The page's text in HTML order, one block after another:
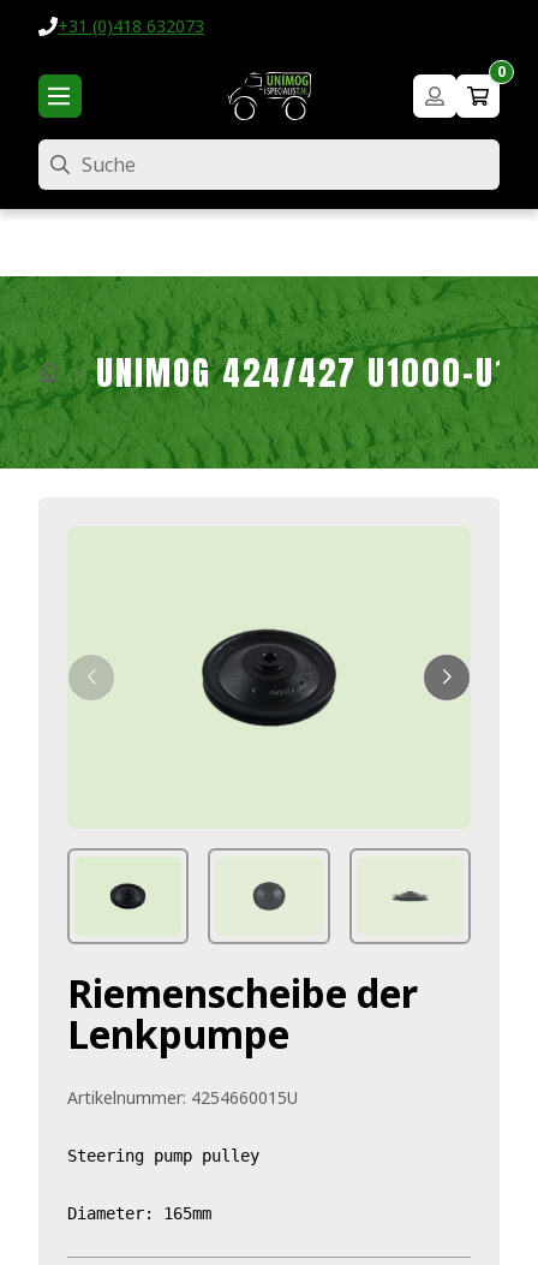
+31 (0)418 632073
0
Suche
UNIMOG 424/427 U1000-
Riemenscheibe der
Lenkpumpe
Artikelnummer: 4254660015U
Steering pump pulley
Diameter: 165mm